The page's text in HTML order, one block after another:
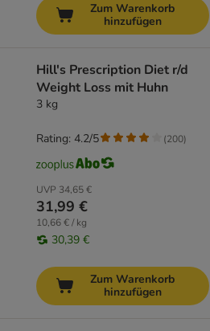
Zum Warenkorb
hinzufügen
Hill's Prescription Diet r/d
Weight Loss mit Huhn
3 kg
UVP 34,65 €
31,99 €
10,66 € / kg
30,39 €
Rating: 4.2/5 (200)
Zum Warenkorb
hinzufügen